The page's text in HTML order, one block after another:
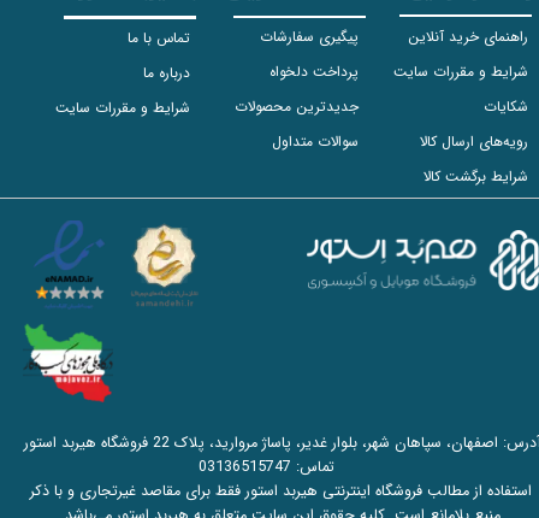
راهنمای خرید آنلاین
شرایط و مقررات سایت
شکایات
رویه‌های ارسال کالا
شرایط برگشت کالا
پیگیری سفارشات
پرداخت دلخواه
جدیدترین محصولات
سوالات متداول
تماس با ما
درباره ما
شرایط و مقررات سایت
آدرس: اصفهان، سپاهان شهر، بلوار غدیر، پاساژ مروارید، پلاک 22 فروشگاه هیربد استور
تماس: 03136515747
استفاده از مطالب فروشگاه اینترنتی هیربد استور فقط برای مقاصد غیرتجاری و با ذکر